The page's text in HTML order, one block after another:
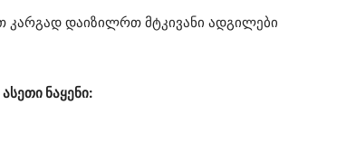
კარგად დაიზილრთ მტკივანი ადგილები
ნაყენი: